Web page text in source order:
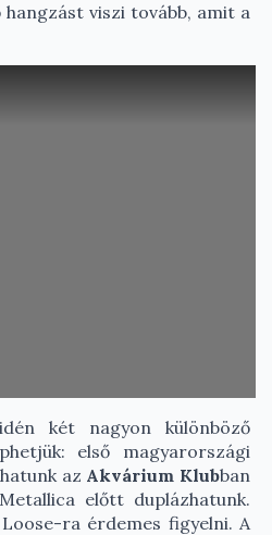
viszi tovább, amit a
két nagyon különböző
első magyarországi
az Akvárium Klubban
előtt duplázhatunk.
ra érdemes figyelni. A